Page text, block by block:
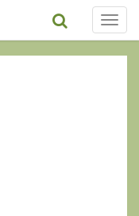
Toggle